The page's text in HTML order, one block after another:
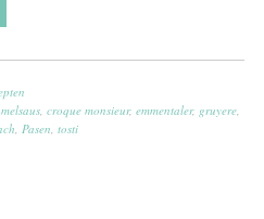
croque monsieur, emmentaler, gruyere
Pasen tosti